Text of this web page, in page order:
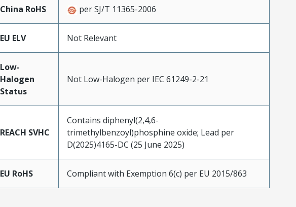
China RoHS per SJ/T 11365-2006
EU ELV Not Relevant
Low-
Halogen
Status
Not Low-Halogen per IEC 61249-2-21
REACH SVHC
Contains diphenyl(2,4,6-
trimethylbenzoyl)phosphine oxide; Lead per
D(2025)4165-DC (25 June 2025)
EU RoHS Compliant with Exemption 6(c) per EU 2015/863